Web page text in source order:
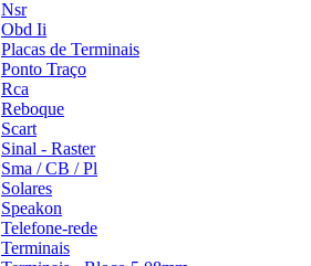
Nsr
Obd Ii
Placas de Terminais
Ponto Traço
Rca
Reboque
Scart
Sinal - Raster
Sma / CB / Pl
Solares
Speakon
Telefone-rede
Terminais